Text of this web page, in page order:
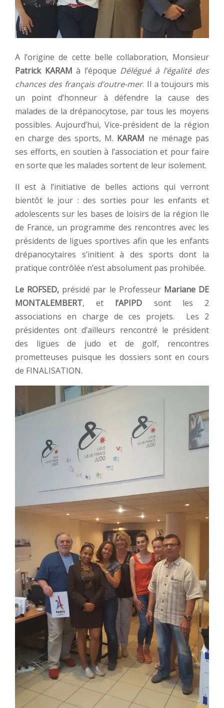
A l’origine de cette belle collaboration, Monsieur
Patrick KARAM à l’époque Délégué à l’égalité des
chances des français d’outre-mer. Il a toujours mis
un point d’honneur à défendre la cause des
malades de la drépanocytose, par tous les moyens
possibles. Aujourd’hui, Vice-président de la région
en charge des sports, M. KARAM ne ménage pas
ses efforts, en soutien à l’association et pour faire
en sorte que les malades sortent de leur isolement.
Il est à l’initiative de belles actions qui verront
bientôt le jour : des sorties pour les enfants et
adolescents sur les bases de loisirs de la région Ile
de France, un programme des rencontres avec les
présidents de ligues sportives afin que les enfants
drépanocytaires s’initient à des sports dont la
pratique contrôlée n’est absolument pas prohibée.
Le ROFSED, présidé par le Professeur Mariane DE
MONTALEMBERT, et l’APIPD sont les 2
associations en charge de ces projets. Les 2
présidentes ont d’ailleurs rencontré le président
des ligues de judo et de golf, rencontres
prometteuses puisque les dossiers sont en cours
de FINALISATION.